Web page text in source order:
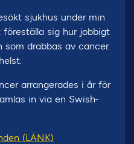
sjukhus under min
sig hur jobbigt
drabbas av cancer.
arrangerades i år för
in via en Swish-
(LÄNK)